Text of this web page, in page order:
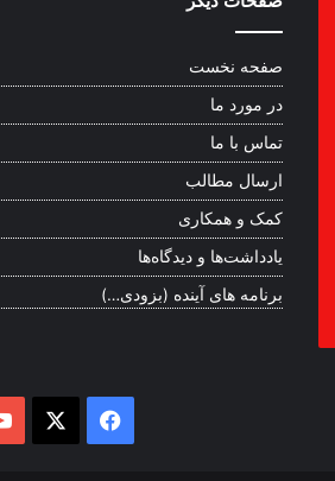
صفحه نخست
در مورد ما
تماس با ما
ارسال مطالب
کمک و همکاری
یادداشت‌ها و دیدگاه‌ها
برنامه های آینده (بزودی…)
Facebook